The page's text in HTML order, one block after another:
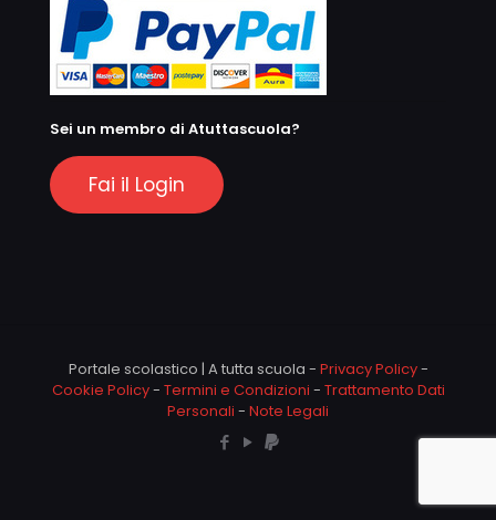
Sei un membro di Atuttascuola?
Fai il Login
Portale scolastico | A tutta scuola - Privacy Policy-
Cookie Policy- Termini e Condizioni - Trattamento Dati
Personali - Note Legali